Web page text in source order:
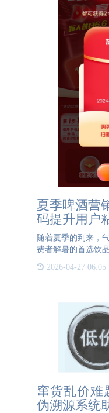
夏季啤酒营
码提升用户
随着夏季的到来，
费者解暑的首选饮
时期。为了在激烈
2026-04-27 06:05
窜货乱价难
伪溯源系统